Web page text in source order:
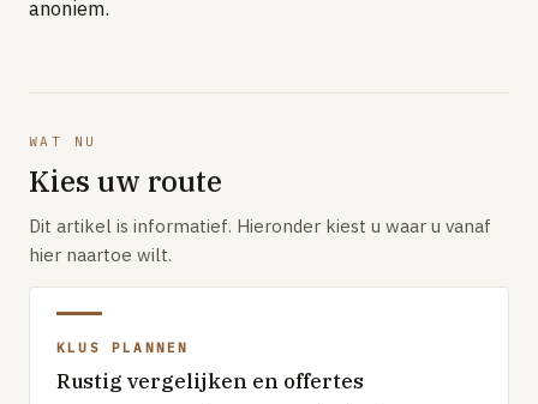
anoniem.
WAT NU
Kies uw route
Dit artikel is informatief. Hieronder kiest u waar u vanaf
hier naartoe wilt.
KLUS PLANNEN
Rustig vergelijken en offertes